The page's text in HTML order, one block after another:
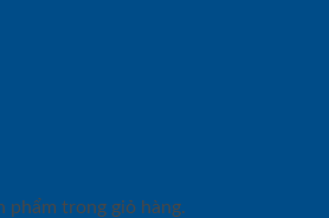
phẩm trong giỏ hàng.